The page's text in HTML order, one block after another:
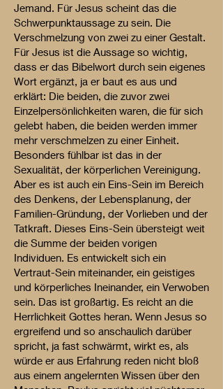
Jemand. Für Jesus scheint das die
Schwerpunktaussage zu sein. Die
Verschmelzung von zwei zu einer Gestalt.
Für Jesus ist die Aussage so wichtig,
dass er das Bibelwort durch sein eigenes
Wort ergänzt, ja er baut es aus und
erklärt: Die beiden, die zuvor zwei
Einzelpersönlichkeiten waren, die für sich
gelebt haben, die beiden werden immer
mehr verschmelzen zu einer Einheit.
Besonders fühlbar ist das in der
Sexualität, der körperlichen Vereinigung.
Aber es ist auch ein Eins-Sein im Bereich
des Denkens, der Lebensplanung, der
Familien-Gründung, der Vorlieben und der
Tatkraft. Dieses Eins-Sein übersteigt weit
die Summe der beiden vorigen
Individuen. Es entwickelt sich ein
Vertraut-Sein miteinander, ein geistiges
und körperliches Ineinander, ein Verwoben
sein. Das ist großartig. Es reicht an die
Herrlichkeit Gottes heran. Wenn Jesus so
ergreifend und so anschaulich darüber
spricht, ja fast schwärmt, wirkt es, als
würde er aus Erfahrung reden nicht bloß
aus einem angelernten Wissen über den